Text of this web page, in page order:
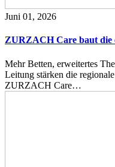
Juni 01, 2026
ZURZACH Care baut die
Mehr Betten, erweitertes
Leitung stärken die
ZURZACH Care…